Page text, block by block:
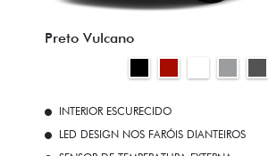
Preto Vulcano
INTERIOR ESCURECIDO
LED DESIGN NOS FARÓIS DIANTEIROS